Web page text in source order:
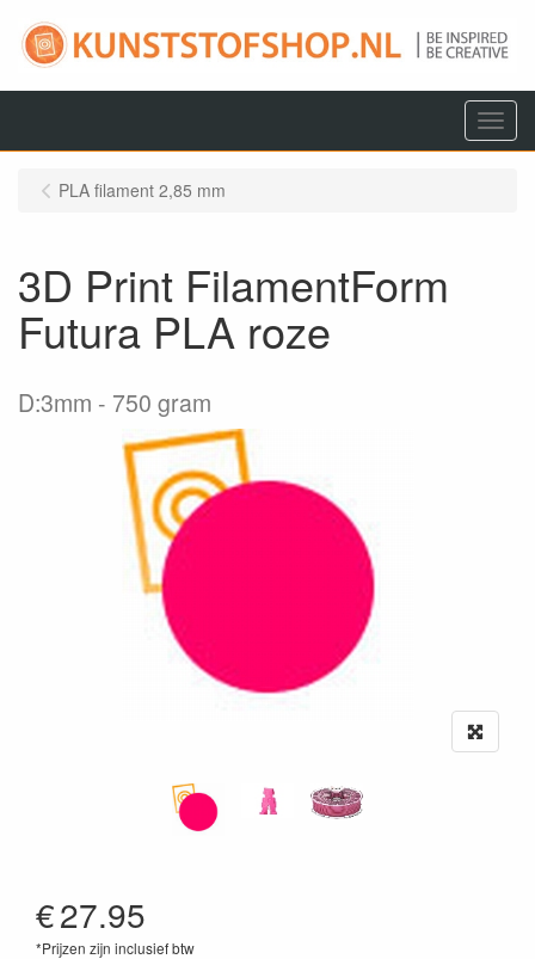
Menu
PLA filament 2,85 mm
3D Print FilamentForm
Futura PLA roze
D:3mm 750 gram
€27.95
*Prijzen zijn inclusief btw